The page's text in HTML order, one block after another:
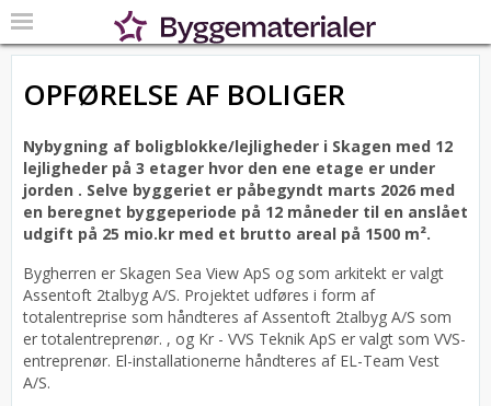
OPFØRELSE AF BOLIGER
Nybygning af boligblokke/lejligheder i Skagen med 12
lejligheder på 3 etager hvor den ene etage er under
jorden . Selve byggeriet er påbegyndt marts 2026 med
en beregnet byggeperiode på 12 måneder til en anslået
udgift på 25 mio.kr med et brutto areal på 1500 m².
Bygherren er Skagen Sea View ApS og som arkitekt er valgt
Assentoft 2talbyg A/S. Projektet udføres i form af
totalentreprise som håndteres af Assentoft 2talbyg A/S som
er totalentreprenør. , og Kr - VVS Teknik ApS er valgt som VVS-
entreprenør. El-installationerne håndteres af EL-Team Vest
A/S.